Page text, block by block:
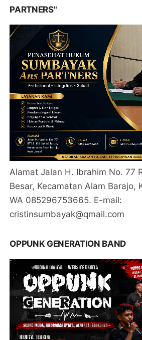
PARTNERS"
Alamat Jalan H. Ibrahim No. 77
Besar, Kecamatan Alam Barajo,
WA 085296753665. E-mail:
cristinsumbayak@qmail.com
OPPUNK GENERATION BAND